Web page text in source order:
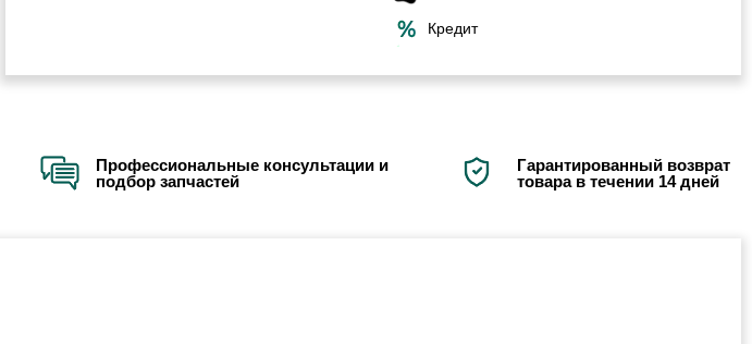
Кредит
Профессиональные консультации и
подбор запчастей
Гарантированный возврат
товара в течении 14 дней